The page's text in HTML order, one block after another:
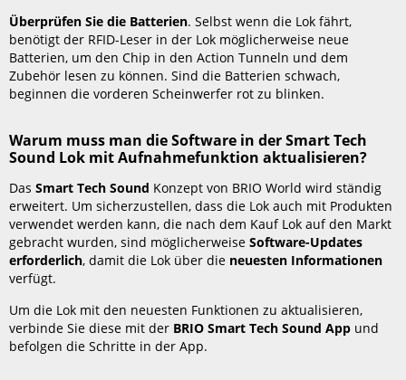
Software?
Wie
koppele
ich
die
Tech
Sound
mit
Aufnahmefunktion
mit
der
App?
Was
die
verschiedenen
Funktionen
Überprüfen Sie die Batterien. Selbst wenn die Lok fährt,
benötigt der RFID-Leser in der Lok möglicherweise neue
Batterien, um den Chip in den Action Tunneln und dem
Zubehör lesen zu können. Sind die Batterien schwach,
beginnen die vorderen Scheinwerfer rot zu blinken.
Warum muss man die Software in der Smart Tech
Sound Lok mit Aufnahmefunktion aktualisieren?
DasSmart Tech Sound Konzept von BRIO World wird ständig
erweitert. Um sicherzustellen, dass die Lok auch mit Produkten
verwendet werden kann, die nach dem Kauf Lok auf den Markt
gebracht wurden, sind möglicherweiseSoftware-Updates
erforderlich, damit die Lok über die neuesten Informationen
verfügt.
Um die Lok mit den neuesten Funktionen zu aktualisieren,
verbinde Sie diese mit der BRIO Smart Tech Sound App und
befolgen die Schritte in der App.